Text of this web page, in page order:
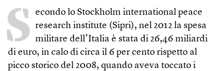
S econdo lo Stockholm international peace
research institute (Sipri), nel 2012 la spesa
militare dell’Italia è stata di 26,46 miliardi
di euro, in calo di circa il 6 per cento rispetto al
picco storico del 2008, quando aveva toccato i